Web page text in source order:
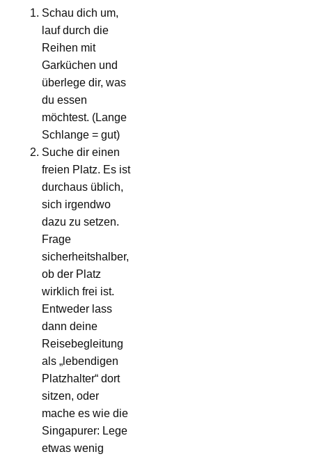
Schau dich um,
lauf durch die
Reihen mit
Garküchen und
überlege dir, was
du essen
möchtest. (Lange
Schlange = gut)
Suche dir einen
freien Platz. Es ist
durchaus üblich,
sich irgendwo
dazu zu setzen.
Frage
sicherheitshalber,
ob der Platz
wirklich frei ist.
Entweder lass
dann deine
Reisebegleitung
als „lebendigen
Platzhalter“ dort
sitzen, oder
mache es wie die
Singapurer: Lege
etwas wenig